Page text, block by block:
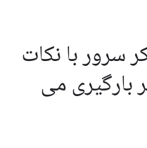
سرور با نکات
بارگیری می